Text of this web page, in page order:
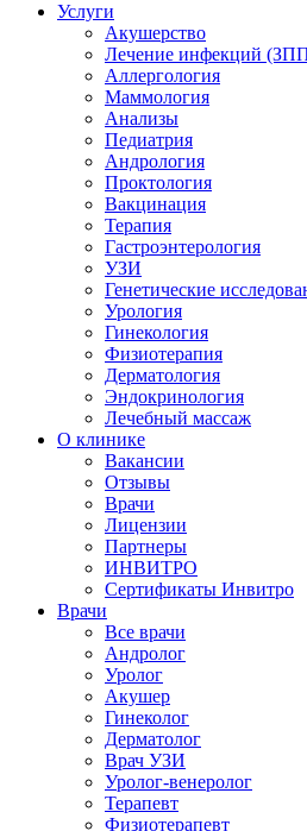
Услуги
Акушерство
Лечение инфекций
Аллергология
Маммология
Анализы
Педиатрия
Андрология
Проктология
Вакцинация
Терапия
Гастроэнтерология
УЗИ
Генетические
Урология
Гинекология
Физиотерапия
Дерматология
Эндокринология
Лечебный массаж
О клинике
Вакансии
Отзывы
Врачи
Лицензии
Партнеры
ИНВИТРО
Сертификаты Инвитро
Врачи
Все врачи
Андролог
Уролог
Акушер
Гинеколог
Дерматолог
Врач УЗИ
Уролог-венеролог
Терапевт
Физиотерапевт